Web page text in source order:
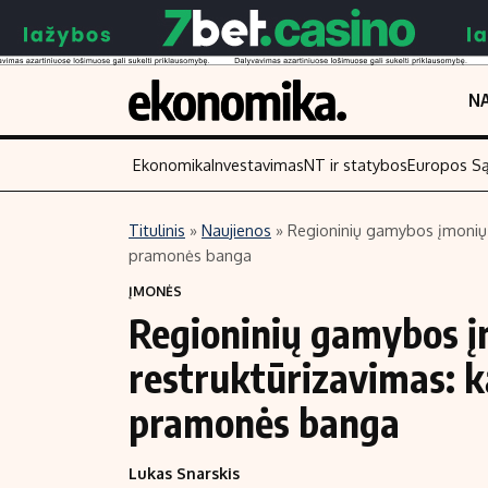
Turinys
Naujienos
Aplinka
Verslas
Ekonomika
Politika
Įmonės
Žemės ūkis
Laisvalaikis
EkonomikaInvestavimasNT ir statybosEuropos
Titulinis » Naujienos » Regioninių gamybos
pramonės banga
ĮMONĖS
Regioninių gamybos
restruktūrizavimas:
pramonės banga
Lukas Snarskis